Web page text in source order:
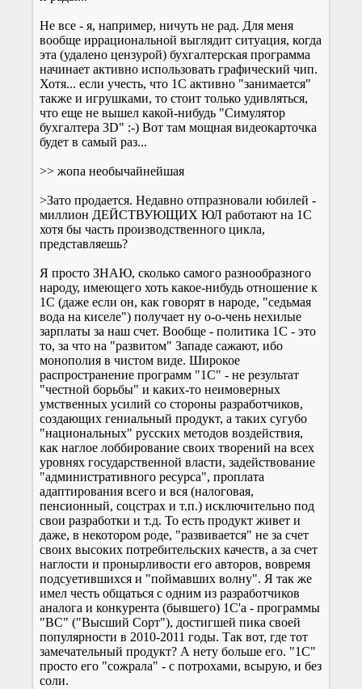
Не все - я, например, ничуть не рад. Для меня
вообще иррациональной выглядит ситуация, когда
эта (удалено цензурой) бухгалтерская программа
начинает активно использовать графический чип.
Хотя... если учесть, что 1С активно "занимается"
также и игрушками, то стоит только удивляться,
что еще не вышел какой-нибудь "Симулятор
бухгалтера 3D" :-) Вот там мощная видеокарточка
будет в самый раз...
>> жопа необычайнейшая
>Зато продается. Недавно отпразновали юбилей -
миллион ДЕЙСТВУЮЩИХ ЮЛ работают на 1С
хотя бы часть производственного цикла,
представляешь?
Я просто ЗНАЮ, сколько самого разнообразного
народу, имеющего хоть какое-нибудь отношение к
1С (даже если он, как говорят в народе, "седьмая
вода на киселе") получает ну о-о-чень нехилые
зарплаты за наш счет. Вообще - политика 1С - это
то, за что на "развитом" Западе сажают, ибо
монополия в чистом виде. Широкое
распространение программ "1С" - не результат
"честной борьбы" и каких-то неимоверных
умственных усилий со стороны разработчиков,
создающих гениальный продукт, а таких сугубо
"национальных" русских методов воздействия,
как наглое лоббирование своих творений на всех
уровнях государственной власти, задействование
"административного ресурса", проплата
адаптирования всего и вся (налоговая,
пенсионный, соцстрах и т.п.) исключительно под
свои разработки и т.д. То есть продукт живет и
даже, в некотором роде, "развивается" не за счет
своих высоких потребительских качеств, а за счет
наглости и пронырливости его авторов, вовремя
подсуетившихся и "поймавших волну". Я так же
имел честь общаться с одним из разработчиков
аналога и конкурента (бывшего) 1С'а - программы
"ВС" ("Высший Сорт"), достигшей пика своей
популярности в 2010-2011 годы. Так вот, где тот
замечательный продукт? А нету больше его. "1С"
просто его "сожрала" - с потрохами, всырую, и без
соли.